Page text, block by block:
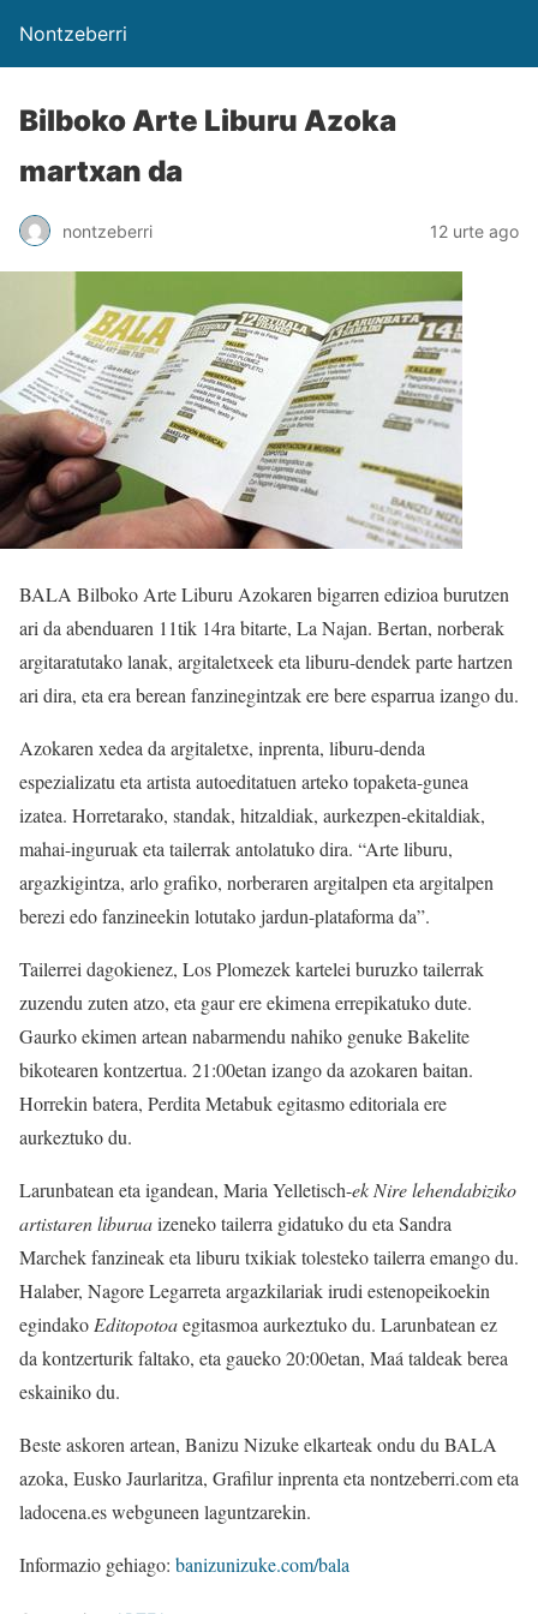
Nontzeberri
Bilboko Arte Liburu Azoka
martxan da
nontzeberri 12 urte ago
BALA Bilboko Arte Liburu Azokaren bigarren edizioa burutzen
ari da abenduaren 11tik 14ra bitarte, La Najan. Bertan, norberak
argitaratutako lanak, argitaletxeek eta liburu-dendek parte hartzen
ari dira, eta era berean fanzinegintzak ere bere esparrua izango du.
Azokaren xedea da argitaletxe, inprenta, liburu-denda
espezializatu eta artista autoeditatuen arteko topaketa-gunea
izatea. Horretarako, standak, hitzaldiak, aurkezpen-ekitaldiak,
mahai-inguruak eta tailerrak antolatuko dira. “Arte liburu,
argazkigintza, arlo grafiko, norberaren argitalpen eta argitalpen
berezi edo fanzineekin lotutako jardun-plataforma da”.
Tailerrei dagokienez, Los Plomezek kartelei buruzko tailerrak
zuzendu zuten atzo, eta gaur ere ekimena errepikatuko dute.
Gaurko ekimen artean nabarmendu nahiko genuke Bakelite
bikotearen kontzertua. 21:00etan izango da azokaren baitan.
Horrekin batera, Perdita Metabuk egitasmo editoriala ere
aurkeztuko du.
Larunbatean eta igandean, Maria Yelletisch-ek Nire lehendabiziko
artistaren liburuaizeneko tailerra gidatuko du eta Sandra
Marchek fanzineak eta liburu txikiak tolesteko tailerra emango du.
Halaber, Nagore Legarreta argazkilariak irudi estenopeikoekin
egindako Editopotoaegitasmoa aurkeztuko du. Larunbatean ez
da kontzerturik faltako, eta gaueko 20:00etan, Maá taldeak berea
eskainiko du.
Beste askoren artean, Banizu Nizuke elkarteak ondu du BALA
azoka, Eusko Jaurlaritza, Grafilur inprenta eta nontzeberri.com eta
ladocena.es webguneen laguntzarekin.
Informazio gehiago: banizunizuke.com/bala